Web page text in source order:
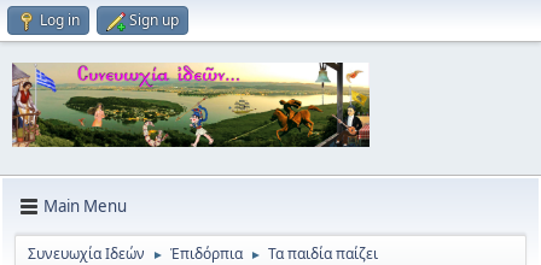
Log in Sign up
Main Menu
Συνευωχία Ιδεών ► Ἐπιδόρπια ► Τα παιδία παίζει